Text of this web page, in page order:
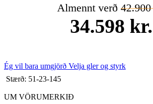
Almennt verð
34.598 kr.
Ég vil bara umgjörð Velja gler og styrk
Stærð: 51-23-145
UM VÖRUMERKIÐ